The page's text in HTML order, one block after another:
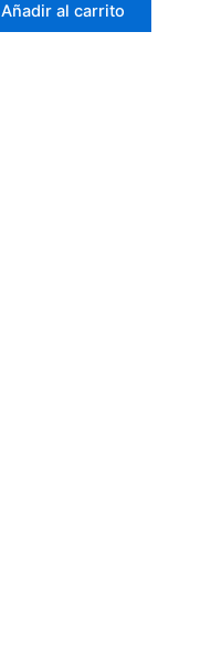
Añadir al carrito